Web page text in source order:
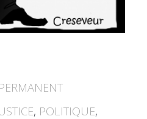
, POLITIQUE,